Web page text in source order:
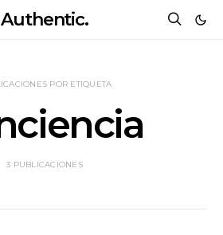
Authentic.
POR ETIQUETA
3 PUBLICACIONES